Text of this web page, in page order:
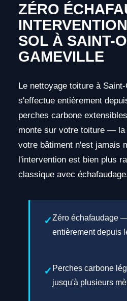
ZÉRO
SOL À SAINT-
GAMEVILLE
Le nettoyage toiture à
s'effectue entièrement
perches carbone
monte sur votre toiture — la
votre bâtiment n'est jamais
l'intervention est bien plus
classique avec
Zéro échafaudage
entièrement depuis
Perches carbone
jusqu'à plusieurs